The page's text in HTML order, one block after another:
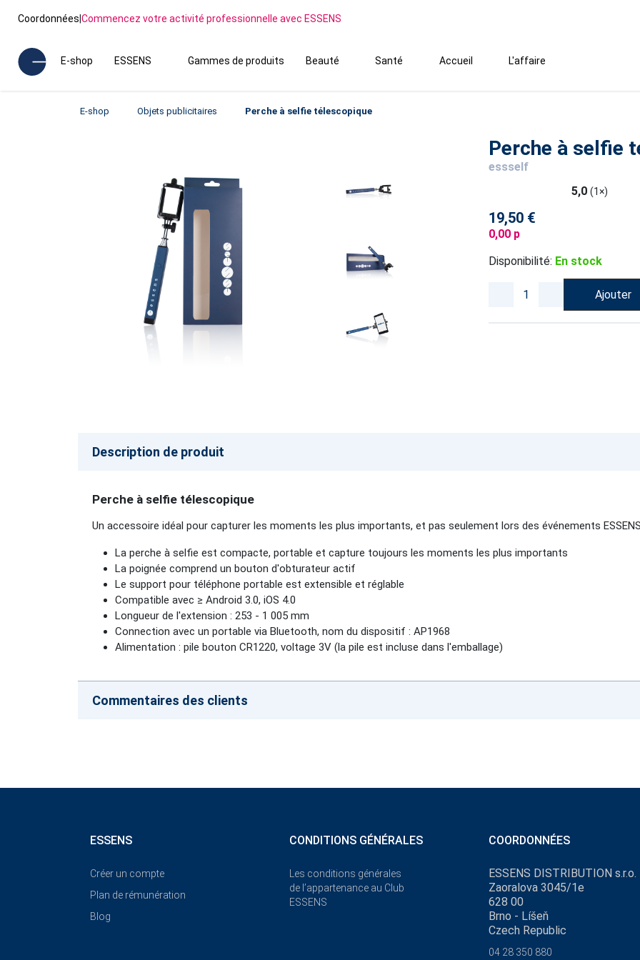
Coordonnées|Commencez votre activité professionnelle avec ESSENS
E-shop ESSENS Gammes de produits Beauté Santé Accueil L'affaire
E-shop Objets publicitaires Perche à selfie télescopique
Perche à selfie
essself
5,0 (1×)
19,50 €
0,00 p
Disponibilité: En stock
Ajouter
Description de produit
Perche à selfie télescopique
Un accessoire idéal pour capturer les moments les plus importants, et pas seulement lors des événements
La perche à selfie est compacte, portable et capture toujours les moments les plus importants
La poignée comprend un bouton d'obturateur actif
Le support pour téléphone portable est extensible et réglable
Compatible avec ≥ Android 3.0, iOS 4.0
Longueur de l'extension : 253 - 1 005 mm
Connection avec un portable via Bluetooth, nom du dispositif : AP1968
Alimentation : pile bouton CR1220, voltage 3V (la pile est incluse dans l'emballage)
Commentaires des clients
ESSENS
Créer un compte
Plan de rémunération
Blog
CONDITIONS GÉNÉRALES
Les conditions générales
de l’appartenance au Club
ESSENS
COORDONNÉES
ESSENS DISTRIBUTION s.r.o.
Zaoralova 3045/1e
628 00
Brno - Líšeň
Czech Republic
04 28 350 880